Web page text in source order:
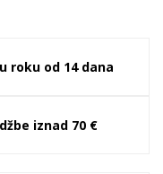
roku od 14 dana
iznad 70 €